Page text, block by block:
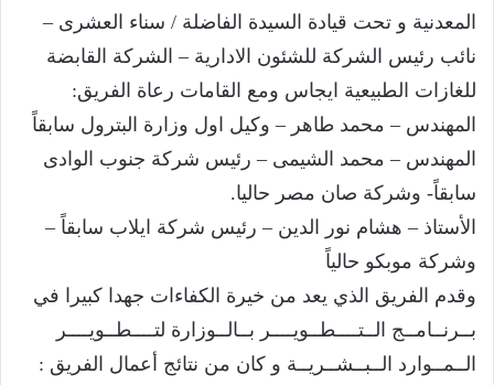
المعدنية و تحت قيادة السيدة الفاضلة / سناء العشرى –
نائب رئيس الشركة للشئون الادارية – الشركة القابضة
للغازات الطبيعية ايجاس ومع القامات رعاة الفريق:
المهندس – محمد طاهر – وكيل اول وزارة البترول سابقاً
المهندس – محمد الشيمى – رئيس شركة جنوب الوادى
سابقاً- وشركة صان مصر حاليا.
الأستاذ – هشام نور الدين – رئيس شركة ايلاب سابقاً –
وشركة موبكو حالياً
وقدم الفريق الذي يعد من خيرة الكفاءات جهدا كبيرا في
بــرنــامــج الــتــــطــويــــر بــالــوزارة لتــــطــويــــر
الــمــوارد الــبــشــريــة و كان من نتائج أعمال الفريق :